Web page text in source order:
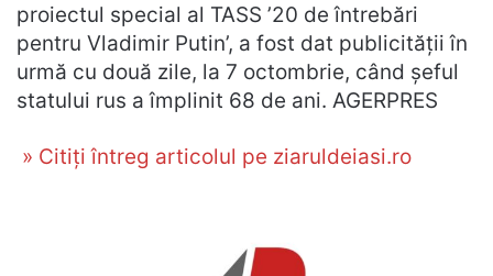
proiectul special al TASS ’20 de întrebări
pentru Vladimir Putin’, a fost dat publicităţii în
urmă cu două zile, la 7 octombrie, când şeful
statului rus a împlinit 68 de ani. AGERPRES
» Citiți întreg articolul pe ziaruldeiasi.ro